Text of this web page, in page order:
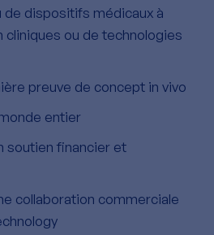
de dispositifs médicaux à
cliniques ou de technologies
preuve de concept in vivo
entier
soutien financier et
collaboration commerciale